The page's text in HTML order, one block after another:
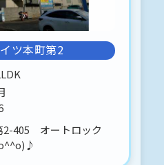
前予約をお願いし
◍)。✧♡
ました。
ツ本町第2
2-405 オートロック